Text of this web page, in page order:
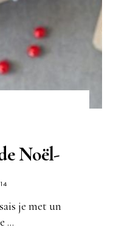
Noël-
je met un
...